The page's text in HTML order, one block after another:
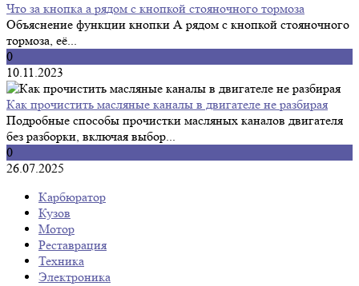
Что за кнопка а рядом с кнопкой стояночного тормоза
Объяснение функции кнопки А рядом с кнопкой стояночного
тормоза, её...
0
10.11.2023
Как прочистить масляные каналы в двигателе не разбирая
Подробные способы прочистки масляных каналов двигателя
без разборки, включая выбор...
0
26.07.2025
Карбюратор
Кузов
Мотор
Реставрация
Техника
Электроника